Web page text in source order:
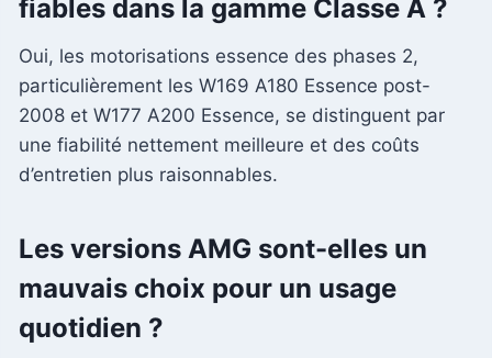
fiables dans la gamme Classe A ?
Oui, les motorisations essence des phases 2,
particulièrement les W169 A180 Essence post-
2008 et W177 A200 Essence, se distinguent par
une fiabilité nettement meilleure et des coûts
d’entretien plus raisonnables.
Les versions AMG sont-elles un
mauvais choix pour un usage
quotidien ?